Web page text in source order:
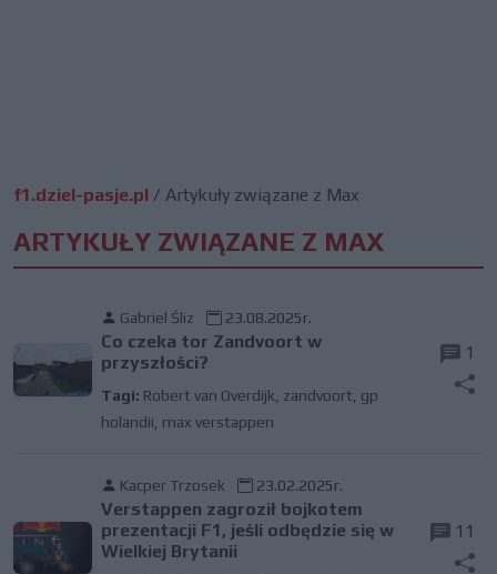
f1.dziel-pasje.pl / Artykuły związane z Max
ARTYKUŁY ZWIĄZANE Z MAX
Gabriel Śliz 23.08.2025r.
Co czeka tor Zandvoort w
przyszłości?
Tagi: Robert van Overdijk zandvoort gp
holandii max verstappen
1
Kacper Trzosek 23.02.2025r.
Verstappen zagroził bojkotem
prezentacji F1, jeśli odbędzie się w
Wielkiej Brytanii
11